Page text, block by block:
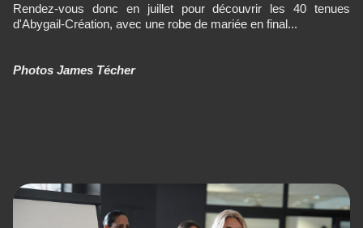
Rendez-vous donc en juillet pour découvrir les 40 tenues
d'Abygail-Création, avec une robe de mariée en final...
Photos James Técher